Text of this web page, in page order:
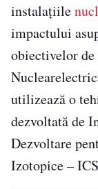
instalațiile
impactului
obiectivelor
utilizează o
dezvoltată de
Dezvoltare
Izotopice –